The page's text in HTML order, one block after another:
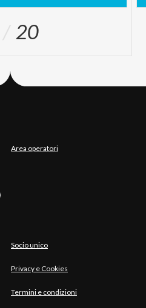
20
Area operatori
Socio unico
Privacy e Cookies
Termini e condizioni